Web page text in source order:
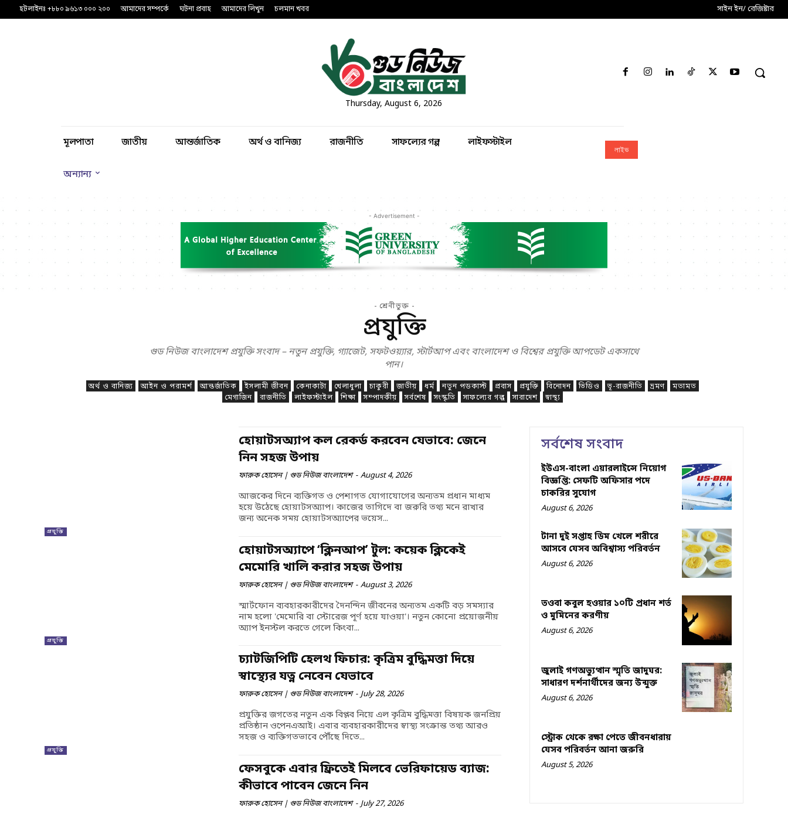
হটলাইনঃ +৮৮০ ৯৬১৩ ০০০ ২০০ আমাদের সম্পর্কে ঘটনা প্রবাহ আমাদের লিখুন চলমান খবর সাইন ইন/ রেজিষ্টার
Thursday, August 6, 2026
মূলপাতা জাতীয় আন্তর্জাতিক অর্থ ও বানিজ্য রাজনীতি সাফল্যের গল্প লাইফস্টাইল
অন্যান্য
লাইভ
- Advertisement -
- শ্রেনীভুক্ত -
প্রযুক্তি
গুড নিউজ বাংলাদেশ প্রযুক্তি সংবাদ – নতুন প্রযুক্তি, গ্যাজেট, সফটওয়্যার, স্টার্টআপ এবং বাংলাদেশ ও বিশ্বের প্রযুক্তি আপডেট একসাথে
পান।
অর্থ ও বানিজ্য আইন ও পরামর্শ আন্তর্জাতিক ইসলামী জীবন কেনাকাটা খেলাধুলা চাকুরী জাতীয় ধর্ম নতুন পডকাস্ট প্রবাস প্রযুক্তি বিনোদন ভিডিও ভূ-রাজনীতি ভ্রমণ
মতামত
মেগাজিন
রাজনীতি লাইফস্টাইল শিক্ষা সম্পাদকীয় সর্বশেষ সংস্কৃতি সাফল্যের গল্প সারাদেশ স্বাস্থ্য
প্রযুক্তি
হোয়াটসঅ্যাপ কল রেকর্ড করবেন যেভাবে: জেনে
নিন সহজ উপায়
ফারুক হোসেন | গুড নিউজ বাংলাদেশ - August 4, 2026
আজকের দিনে ব্যক্তিগত ও পেশাগত যোগাযোগের অন্যতম প্রধান মাধ্যম
হয়ে উঠেছে হোয়াটসঅ্যাপ। কাজের তাগিদে বা জরুরি তথ্য মনে রাখার
জন্য অনেক সময় হোয়াটসঅ্যাপের ভয়েস...
প্রযুক্তি
হোয়াটসঅ্যাপে ‘ক্লিনআপ’ টুল: কয়েক ক্লিকেই
মেমোরি খালি করার সহজ উপায়
ফারুক হোসেন | গুড নিউজ বাংলাদেশ - August 3, 2026
স্মার্টফোন ব্যবহারকারীদের দৈনন্দিন জীবনের অন্যতম একটি বড় সমস্যার
নাম হলো 'মেমোরি বা স্টোরেজ পূর্ণ হয়ে যাওয়া'। নতুন কোনো প্রয়োজনীয়
অ্যাপ ইনস্টল করতে গেলে কিংবা...
প্রযুক্তি
চ্যাটজিপিটি হেলথ ফিচার: কৃত্রিম বুদ্ধিমত্তা দিয়ে
স্বাস্থ্যের যত্ন নেবেন যেভাবে
ফারুক হোসেন | গুড নিউজ বাংলাদেশ - July 28, 2026
প্রযুক্তির জগতের নতুন এক বিপ্লব নিয়ে এল কৃত্রিম বুদ্ধিমত্তা বিষয়ক জনপ্রিয়
প্রতিষ্ঠান ওপেনএআই। এবার ব্যবহারকারীদের স্বাস্থ্য সংক্রান্ত তথ্য আরও
সহজ ও ব্যক্তিগতভাবে পৌঁছে দিতে...
ফেসবুকে এবার ফ্রিতেই মিলবে ভেরিফায়েড ব্যাজ:
কীভাবে পাবেন জেনে নিন
ফারুক হোসেন | গুড নিউজ বাংলাদেশ - July 27, 2026
সর্বশেষ সংবাদ
ইউএস-বাংলা এয়ারলাইন্সে নিয়োগ
বিজ্ঞপ্তি: সেফটি অফিসার পদে
চাকরির সুযোগ
August 6, 2026
টানা দুই সপ্তাহ ডিম খেলে শরীরে
আসবে যেসব অবিশ্বাস্য পরিবর্তন
August 6, 2026
তওবা কবুল হওয়ার ১০টি প্রধান শর্ত
ও মুমিনের করণীয়
August 6, 2026
জুলাই গণঅভ্যুত্থান স্মৃতি জাদুঘর:
সাধারণ দর্শনার্থীদের জন্য উন্মুক্ত
August 6, 2026
স্ট্রোক থেকে রক্ষা পেতে জীবনধারায়
যেসব পরিবর্তন আনা জরুরি
August 5, 2026